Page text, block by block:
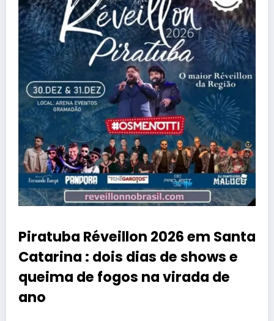
Piratuba Réveillon 2026 em Santa
Catarina : dois dias de shows e
queima de fogos na virada de
ano